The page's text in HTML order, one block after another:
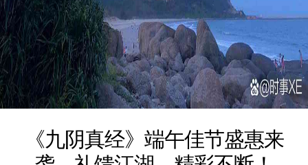
《九阴真经》端午佳节盛惠来